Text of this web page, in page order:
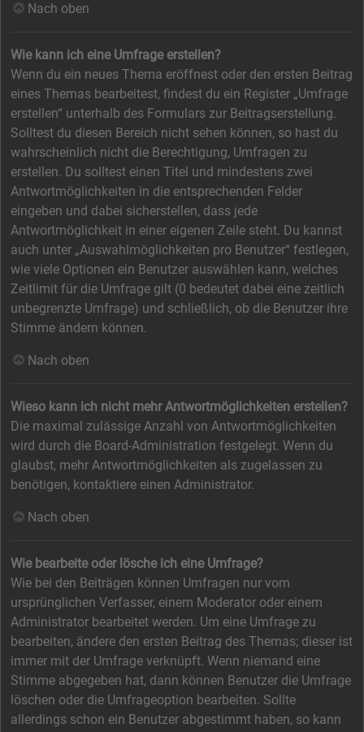
Nach oben
Wie kann ich eine Umfrage erstellen?
Wenn du ein neues Thema eröffnest oder den ersten Beitrag
eines Themas bearbeitest, findest du ein Register „Umfrage
erstellen“ unterhalb des Formulars zur Beitragserstellung.
Solltest du diesen Bereich nicht sehen können, so hast du
wahrscheinlich nicht die Berechtigung, Umfragen zu
erstellen. Du solltest einen Titel und mindestens zwei
Antwortmöglichkeiten in die entsprechenden Felder
eingeben und dabei sicherstellen, dass jede
Antwortmöglichkeit in einer eigenen Zeile steht. Du kannst
auch unter „Auswahlmöglichkeiten pro Benutzer“ festlegen,
wie viele Optionen ein Benutzer auswählen kann, welches
Zeitlimit für die Umfrage gilt (0 bedeutet dabei eine zeitlich
unbegrenzte Umfrage) und schließlich, ob die Benutzer ihre
Stimme ändern können.
Nach oben
Wieso kann ich nicht mehr Antwortmöglichkeiten erstellen?
Die maximal zulässige Anzahl von Antwortmöglichkeiten
wird durch die Board-Administration festgelegt. Wenn du
glaubst, mehr Antwortmöglichkeiten als zugelassen zu
benötigen, kontaktiere einen Administrator.
Nach oben
Wie bearbeite oder lösche ich eine Umfrage?
Wie bei den Beiträgen können Umfragen nur vom
ursprünglichen Verfasser, einem Moderator oder einem
Administrator bearbeitet werden. Um eine Umfrage zu
bearbeiten, ändere den ersten Beitrag des Themas; dieser ist
immer mit der Umfrage verknüpft. Wenn niemand eine
Stimme abgegeben hat, dann können Benutzer die Umfrage
löschen oder die Umfrageoption bearbeiten. Sollte
allerdings schon ein Benutzer abgestimmt haben, so kann